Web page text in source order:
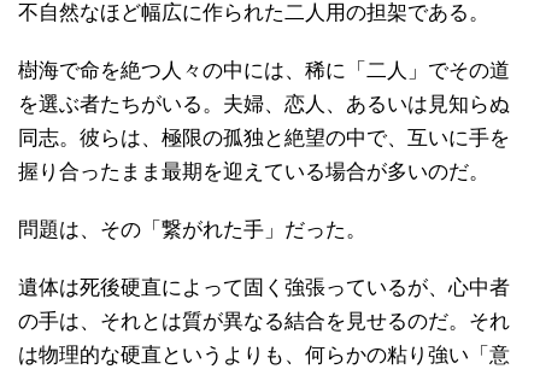
不自然なほど幅広に作られた二人用の担架である。
樹海で命を絶つ人々の中には、稀に「二人」でその道
を選ぶ者たちがいる。夫婦、恋人、あるいは見知らぬ
同志。彼らは、極限の孤独と絶望の中で、互いに手を
握り合ったまま最期を迎えている場合が多いのだ。
問題は、その「繋がれた手」だった。
遺体は死後硬直によって固く強張っているが、心中者
の手は、それとは質が異なる結合を見せるのだ。それ
は物理的な硬直というよりも、何らかの粘り強い「意